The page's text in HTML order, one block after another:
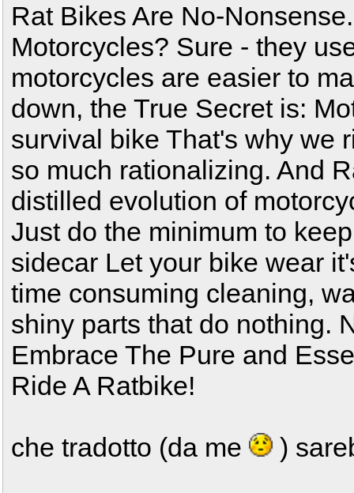
Rat Bikes Are No-Nonsense.
Motorcycles? Sure - they
motorcycles are easier to
down, the True Secret is:
survival bike That's why we
so much rationalizing. And
distilled evolution of
Just do the minimum to
sidecar Let your bike wear
time consuming cleaning,
shiny parts that do nothing.
Embrace The Pure and
Ride A Ratbike!
che tradotto (da me )